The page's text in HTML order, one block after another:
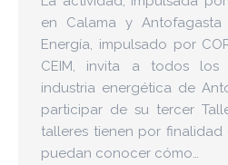
en Calama y
Energía, impulsado por
CEIM, invita a todos
industria energética de
participar de su tercer
talleres tienen por
puedan conocer cómo…